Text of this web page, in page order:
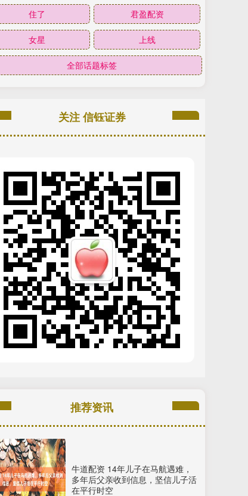
住了 君盈配资
女星 上线
全部话题标签
关注 信钰证券
推荐资讯
牛道配资 14年儿子在马航遇难，
多年后父亲收到信息，坚信儿子活
在平行时空